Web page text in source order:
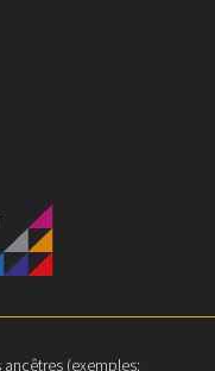
(exemples: